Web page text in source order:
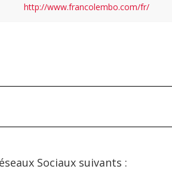
http://www.francolembo.com/fr/
Sociaux suivants :